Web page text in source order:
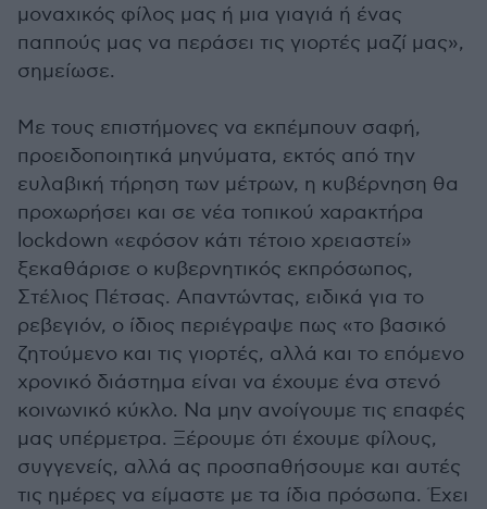
μοναχικός φίλος μας ή μια γιαγιά ή ένας
παππούς μας να περάσει τις γιορτές μαζί μας»,
σημείωσε.
Με τους επιστήμονες να εκπέμπουν σαφή,
προειδοποιητικά μηνύματα, εκτός από την
ευλαβική τήρηση των μέτρων, η κυβέρνηση θα
προχωρήσει και σε νέα τοπικού χαρακτήρα
lockdown «εφόσον κάτι τέτοιο χρειαστεί»
ξεκαθάρισε ο κυβερνητικός εκπρόσωπος,
Στέλιος Πέτσας. Απαντώντας, ειδικά για το
ρεβεγιόν, ο ίδιος περιέγραψε πως «το βασικό
ζητούμενο και τις γιορτές, αλλά και το επόμενο
χρονικό διάστημα είναι να έχουμε ένα στενό
κοινωνικό κύκλο. Να μην ανοίγουμε τις επαφές
μας υπέρμετρα. Ξέρουμε ότι έχουμε φίλους,
συγγενείς, αλλά ας προσπαθήσουμε και αυτές
τις ημέρες να είμαστε με τα ίδια πρόσωπα. Έχει